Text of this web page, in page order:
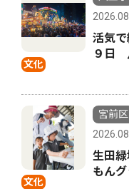
文化
活気
９日
文化
宮前区
生田
もん